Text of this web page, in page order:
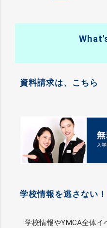
資料請求は、こちら
学校情報を逃さない！
学校情報やYMCA全体イ